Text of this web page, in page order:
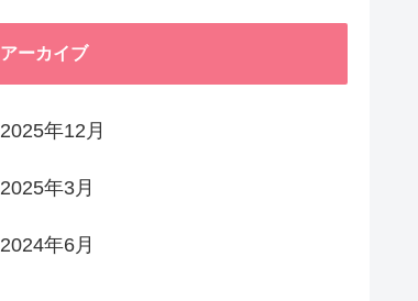
アーカイブ
2025年12月
2025年3月
2024年6月